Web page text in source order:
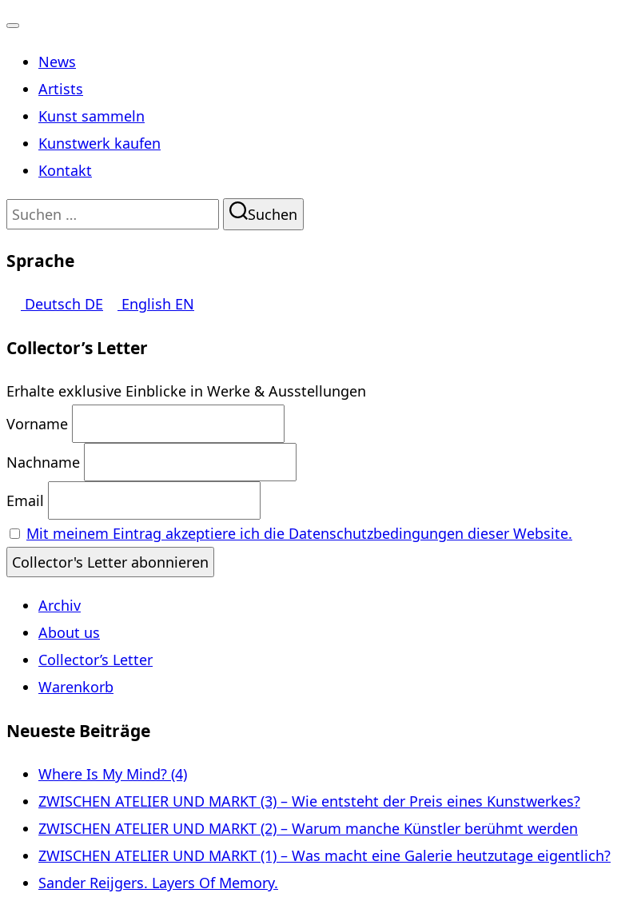
umschalten
News
Artists
Kunst sammeln
Kunstwerk kaufen
Kontakt
Suchen
Suchen
Sprache
Deutsch DE English EN
Collector’s Letter
Erhalte exklusive Einblicke in Werke & Ausstellungen
Vorname
Nachname
Email
Mit meinem Eintrag akzeptiere ich die Datenschutzbedingungen dieser Website.
Archiv
About us
Collector’s Letter
Warenkorb
Neueste Beiträge
Where Is My Mind? (4)
ZWISCHEN ATELIER UND MARKT (3) – Wie entsteht der Preis eines Kunstwerkes?
ZWISCHEN ATELIER UND MARKT (2) – Warum manche Künstler berühmt werden
ZWISCHEN ATELIER UND MARKT (1) – Was macht eine Galerie heutzutage eigentlich?
Sander Reijgers. Layers Of Memory.